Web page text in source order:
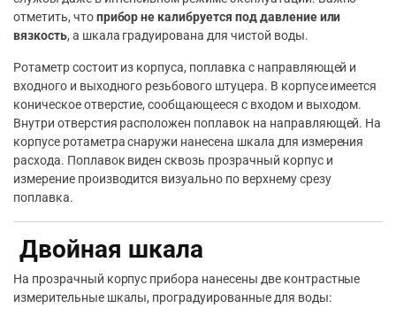
отметить, чтоприбор не калибруется под давление или
вязкость, а шкала градуирована для чистой воды.
Ротаметр состоит из корпуса, поплавка с направляющей и
входного и выходного резьбового штуцера. В корпусе имеется
коническое отверстие, сообщающееся с входом и выходом.
Внутри отверстия расположен поплавок на направляющей. На
корпусе ротаметра снаружи нанесена шкала для измерения
расхода. Поплавок виден сквозь прозрачный корпус и
измерение производится визуально по верхнему срезу
поплавка.
Двойная шкала
На прозрачный корпус прибора нанесены две контрастные
измерительные шкалы, проградуированные для воды: